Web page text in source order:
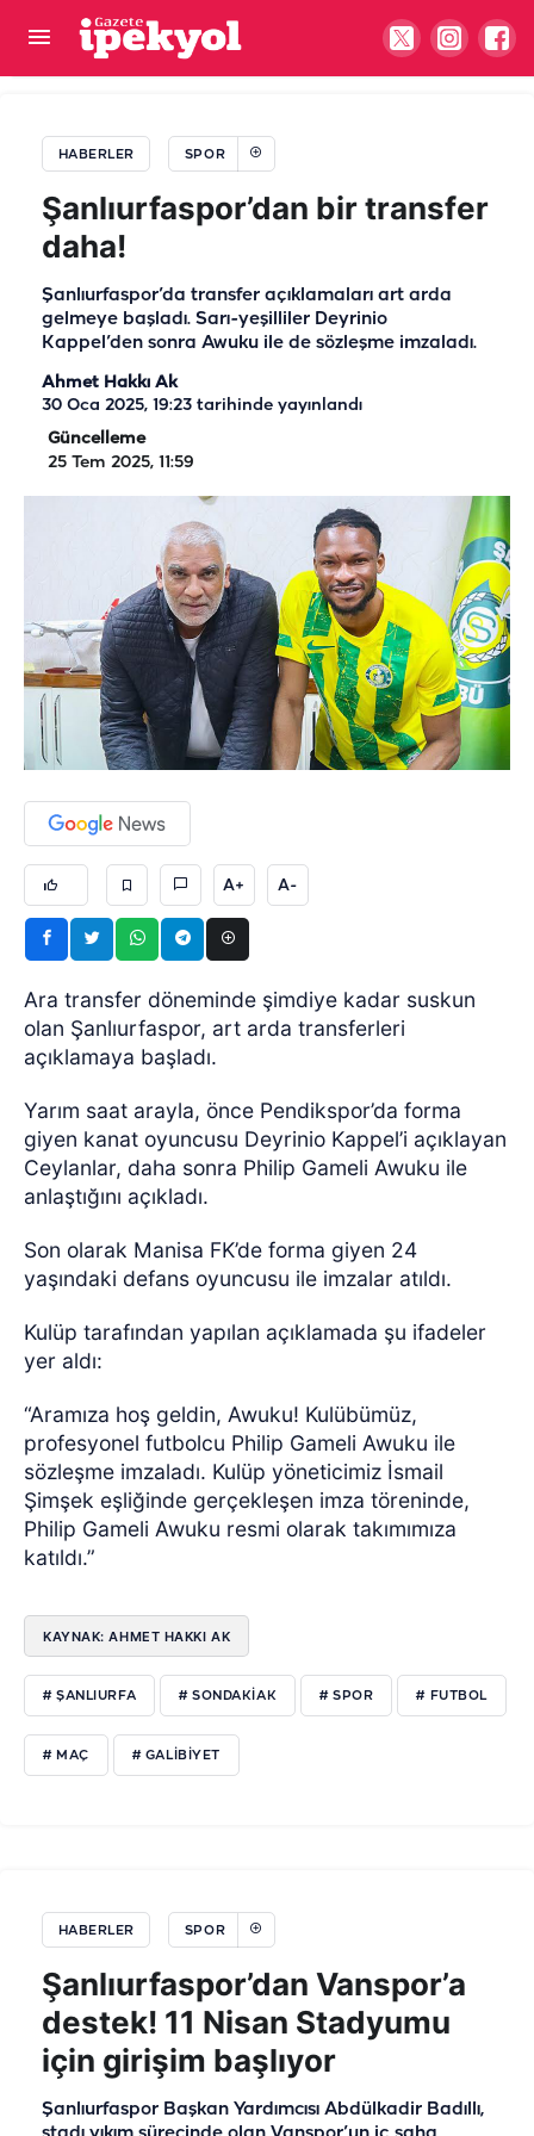
HABERLER SPOR
Şanlıurfaspor’dan bir transfer
daha!
Şanlıurfaspor’da transfer açıklamaları art arda
gelmeye başladı. Sarı-yeşilliler Deyrinio
Kappel’den sonra Awuku ile de sözleşme imzaladı.
Ahmet Hakkı Ak
30 Oca 2025, 19:23 tarihinde yayınlandı
Güncelleme
25 Tem 2025, 11:59
A+ A-
Ara transfer döneminde şimdiye kadar suskun
olan Şanlıurfaspor, art arda transferleri
açıklamaya başladı.
Yarım saat arayla, önce Pendikspor’da forma
giyen kanat oyuncusu Deyrinio Kappel’i açıklayan
Ceylanlar, daha sonra Philip Gameli Awuku ile
anlaştığını açıkladı.
Son olarak Manisa FK’de forma giyen 24
yaşındaki defans oyuncusu ile imzalar atıldı.
Kulüp tarafından yapılan açıklamada şu ifadeler
yer aldı:
“Aramıza hoş geldin, Awuku! Kulübümüz,
profesyonel futbolcu Philip Gameli Awuku ile
sözleşme imzaladı. Kulüp yöneticimiz İsmail
Şimşek eşliğinde gerçekleşen imza töreninde,
Philip Gameli Awuku resmi olarak takımımıza
katıldı.”
KAYNAK: AHMET HAKKI AK
# ŞANLIURFA # SONDAKIAK # SPOR # FUTBOL
# MAÇ # GALIBIYET
HABERLER SPOR
Şanlıurfaspor’dan Vanspor’a
destek! 11 Nisan Stadyumu
için girişim başlıyor
Şanlıurfaspor Başkan Yardımcısı Abdülkadir Badıllı,
Şanlıurfaspor’dan Vanspor’a destek! 11 Nisan